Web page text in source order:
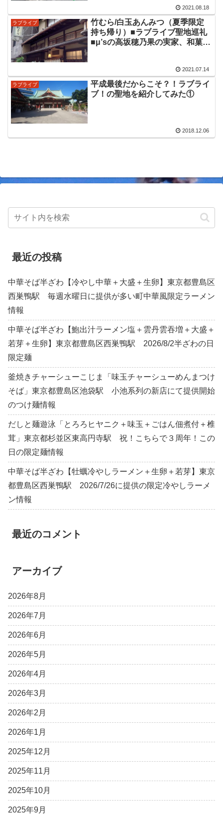
た！平安名すみれ実家の「穏田神
社」など作中登場ポイントを紹介
します。
2021.08.18
ラブライブ
竹むら/白玉あんみつ（夏季限定
持ち帰り）■ラブライブ聖地巡礼
■μ’sの高坂穂乃果の実家、和菓子
ら徒歩圏内の老舗甘味処にて美味
しい夏季限定の持ち帰りを注文し
ました。
2021.07.14
ラブライブ
平成最後だからこそ？！ラブライ
ブ！の聖地を紹介してみた①
2018.12.06
最近の投稿
中華そば半ざわ【冷やし中華＋大盛＋生卵】東京都豊島区
西巣鴨駅 毎週水曜日に提供が多い町中華風限定ラーメン
情報
中華そば半ざわ【鮑出汁ラーメン塩＋雲丹雲吞増＋大盛＋
若芽＋生卵】東京都豊島区西巣鴨駅 2026/8/2半ざわの日
限定麺
釜焼きチャーシューこじま「味玉チャーシューめんまつけ
そば」東京都豊島区池袋駅 小池系列の新店にて提供開始
のつけ麺情報
だしと麺遊泳「とろろヒヤニク＋味玉＋ごはん佃煮付＋椎
茸」東京都杉並区東高円寺駅 祝！こちらで３周年！この
日の限定麺情報
中華そば半ざわ【牡蠣冷やしラーメン＋生卵＋若芽】東京
都豊島区西巣鴨駅 2026/7/26に提供の限定冷やしラーメ
ン情報
最近のコメント
アーカイブ
2026年8月
2026年7月
2026年6月
2026年5月
2026年4月
2026年3月
2026年2月
2026年1月
2025年12月
2025年11月
2025年10月
2025年9月